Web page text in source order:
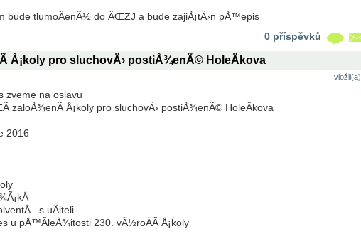
bude tlumoÄenÃ½ do ÄŒZJ a bude zajiÅ¡tÄ›n pÅ™epis
0 příspěvků
Å¡koly pro sluchovÄ› postiÅ¾enÃ© HoleÄkova
vložil(a)
zveme na oslavu
zaloÅ¾enÃ­ Å¡koly pro sluchovÄ› postiÅ¾enÃ© HoleÄkova
2016
s uÄiteli
u pÅ™Ã­leÅ¾itosti 230. vÃ½roÄÃ­ Å¡koly